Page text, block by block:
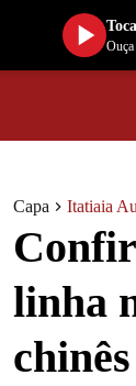
Capa Itatiaia
linha
chinês